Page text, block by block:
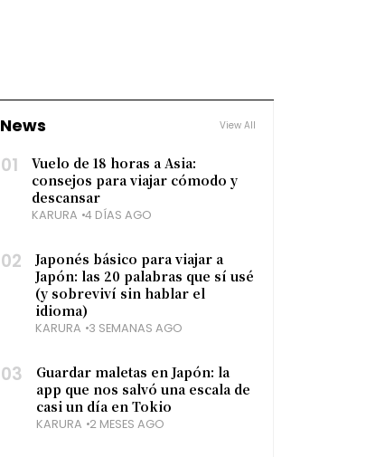
News View All
01
Vuelo de 18 horas a Asia:
consejos para viajar cómodo y
descansar
KARURA 4 DÍAS AGO
02
Japonés básico para viajar a
Japón: las 20 palabras que sí usé
(y sobreviví sin hablar el
idioma)
KARURA 3 SEMANAS AGO
03
Guardar maletas en Japón: la
app que nos salvó una escala de
casi un día en Tokio
KARURA 2 MESES AGO